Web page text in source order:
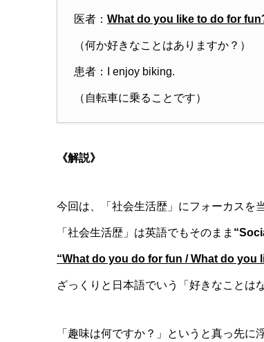
医者： What do you like to do for
（何か好きなことはありますか？）
患者：I enjoy biking.
（自転車に乗ることです）
《解説》
今回は、「社会生活歴」にフォーカスを
「社会生活歴」は英語でもそのまま
“What do you do for fun / What do you
ざっくりと日本語でいう「好きなことは
「趣味は何ですか？」というと真っ先に